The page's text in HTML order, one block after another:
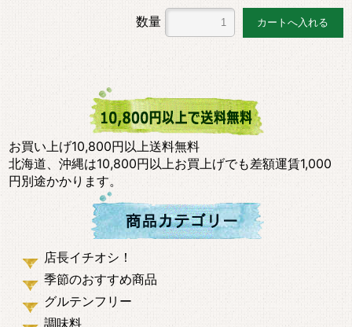
数量
お買い上げ10,800円以上送料無料
北海道、沖縄は10,800円以上お買上げでも差額運賃1,000
円別途かかります。
店長イチオシ！
季節のおすすめ商品
グルテンフリー
調味料